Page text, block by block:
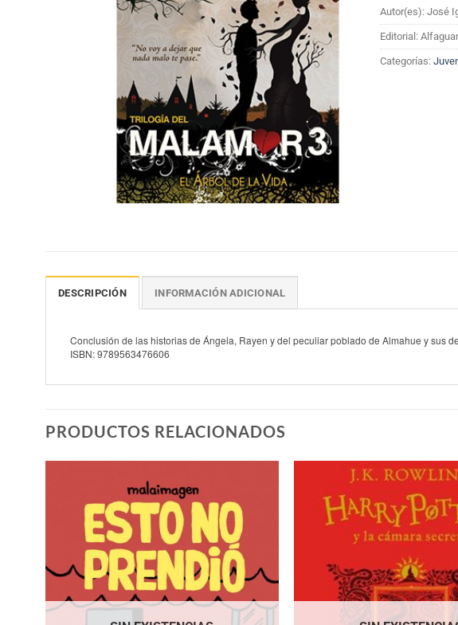
Autor(es): José
Editorial:
Categorías:
DESCRIPCIÓN INFORMACIÓN ADICIONAL
Conclusión de las historias de Ángela, Rayen y del peculiar poblado de Almahue y sus
ISBN: 9789563476606
PRODUCTOS RELACIONADOS